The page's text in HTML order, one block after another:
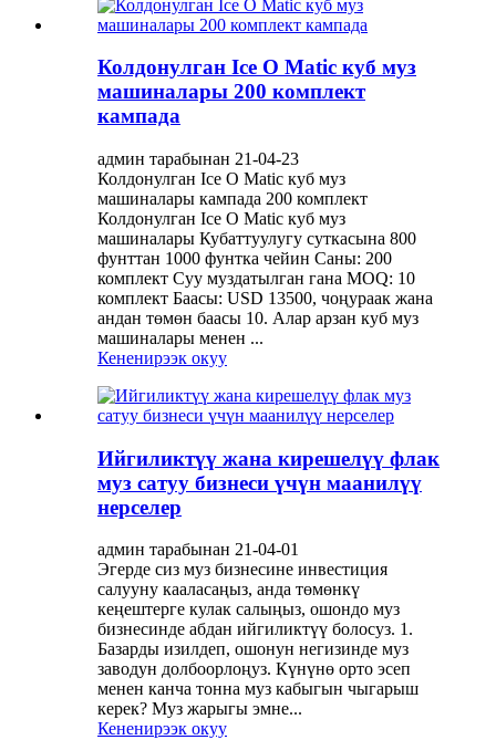
Колдонулган Ice O Matic куб муз
машиналары 200 комплект
кампада
админ тарабынан 21-04-23
Колдонулган Ice O Matic куб муз
машиналары кампада 200 комплект
Колдонулган Ice O Matic куб муз
машиналары Кубаттуулугу суткасына 800
фунттан 1000 фунтка чейин Саны: 200
комплект Суу муздатылган гана MOQ: 10
комплект Баасы: USD 13500, чоңураак жана
андан төмөн баасы 10. Алар арзан куб муз
машиналары менен ...
Кененирээк окуу
Ийгиликтүү жана кирешелүү флак
муз сатуу бизнеси үчүн маанилүү
нерселер
админ тарабынан 21-04-01
Эгерде сиз муз бизнесине инвестиция
салууну кааласаңыз, анда төмөнкү
кеңештерге кулак салыңыз, ошондо муз
бизнесинде абдан ийгиликтүү болосуз. 1.
Базарды изилдеп, ошонун негизинде муз
заводун долбоорлоңуз. Күнүнө орто эсеп
менен канча тонна муз кабыгын чыгарыш
керек? Муз жарыгы эмне...
Кененирээк окуу